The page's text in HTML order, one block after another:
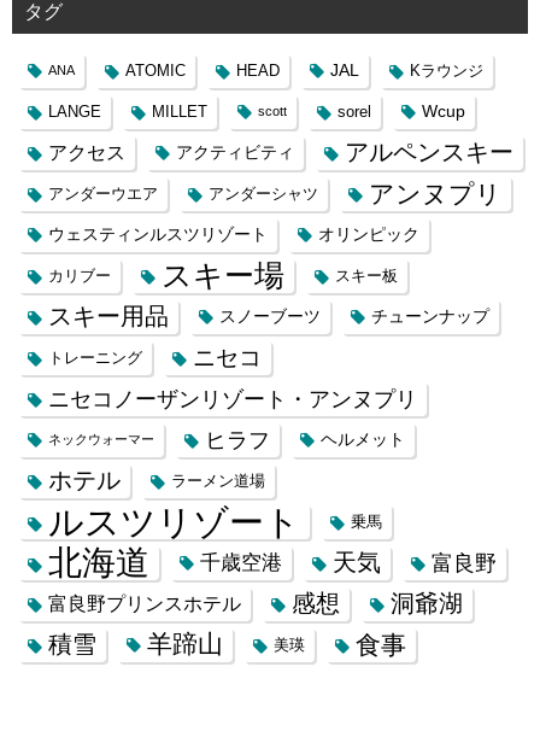
タグ
ANA ATOMIC HEAD JAL Kラウンジ
LANGE MILLET scott sorel Wcup
アクセス アクティビティ アルペンスキー
アンダーウエア アンダーシャツ アンヌプリ
ウェスティンルスツリゾート オリンピック
カリブー スキー場 スキー板
スキー用品 スノーブーツ チューンナップ
トレーニング
ニセコ
ニセコノーザンリゾート・アンヌプリ
ネックウォーマー ヒラフ ヘルメット
ホテル ラーメン道場
ルスツリゾート 乗馬
北海道 千歳空港 天気 富良野
富良野プリンスホテル 感想
洞爺湖
積雪
羊蹄山 美瑛 食事